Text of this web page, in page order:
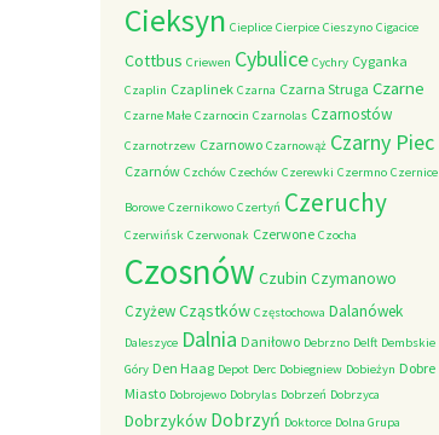
Cieksyn Cieplice Cierpice Cieszyno Cigacice
Cottbus Criewen Cybulice Cychry Cyganka
Czaplin Czaplinek Czarna Czarna Struga Czarne
Czarne Małe Czarnocin Czarnolas Czarnostów
Czarnotrzew Czarnowo Czarnowąż Czarny Piec
Czarnów Czchów Czechów Czerewki Czermno Czernice
Borowe Czernikowo Czertyń Czeruchy
Czerwińsk Czerwonak Czerwone Czocha
Czosnów Czubin Czymanowo
CzyżewCząstków Częstochowa Dalanówek
Daleszyce Dalnia Daniłowo Debrzno Delft Dembskie
Góry Den Haag Depot Derc Dobiegniew Dobieżyn Dobre
Miasto Dobrojewo Dobrylas Dobrzeń Dobrzyca
Dobrzyków Dobrzyń Doktorce Dolna Grupa